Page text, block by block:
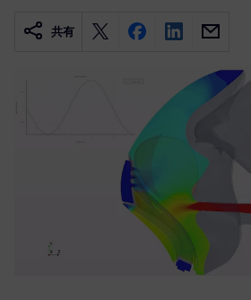
共有